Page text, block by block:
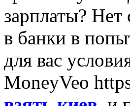
зарплаты?
в банки в
для вас
MoneyVeo